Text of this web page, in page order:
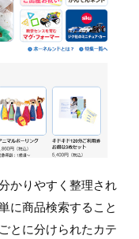
かりやすく整理され
に商品検索すること
とに分けられたカテ